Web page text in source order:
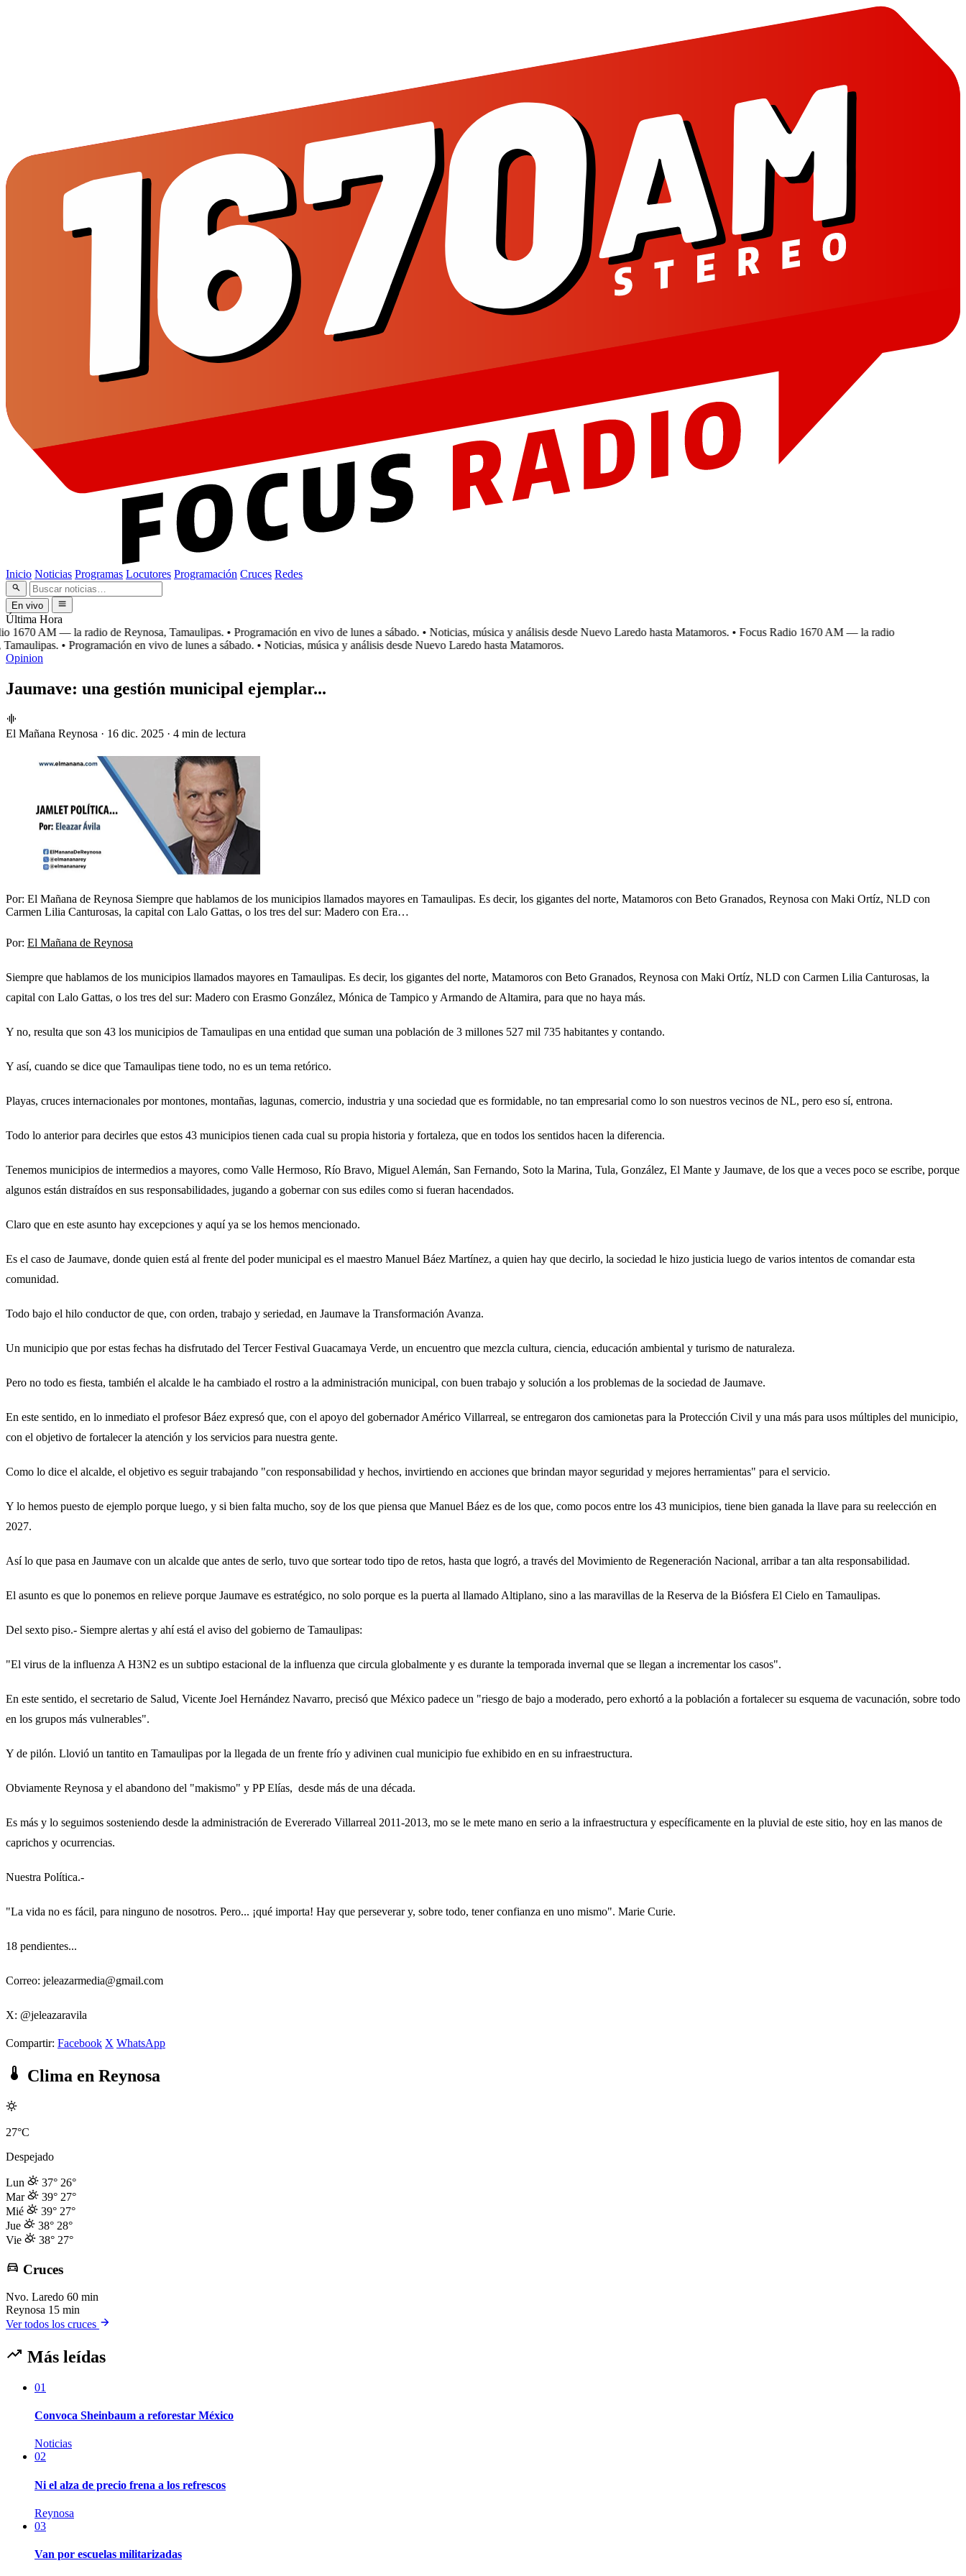
Inicio Noticias Programas Locutores Programación Cruces Redes
En vivo
Última Hora
1670 AM — la radio de Reynosa, Tamaulipas. • Programación en vivo de lunes a sábado. • Noticias, música y análisis desde Nuevo Laredo hasta Matamoros. • Focus Radio 1670 AM — la radio
• Programación en vivo de lunes a sábado. • Noticias, música y análisis desde Nuevo Laredo hasta Matamoros.
Opinion
Jaumave: una gestión municipal ejemplar...
El Mañana Reynosa · 16 dic. 2025 · 4 min de lectura
Por: El Mañana de Reynosa Siempre que hablamos de los municipios llamados mayores en Tamaulipas. Es decir, los gigantes del norte, Matamoros con Beto Granados, Reynosa con Maki Ortíz, NLD con
Carmen Lilia Canturosas, la capital con Lalo Gattas, o los tres del sur: Madero con Era…
Por: El Mañana de Reynosa
Siempre que hablamos de los municipios llamados mayores en Tamaulipas. Es decir, los gigantes del norte, Matamoros con Beto Granados, Reynosa con Maki Ortíz, NLD con Carmen Lilia Canturosas, la
capital con Lalo Gattas, o los tres del sur: Madero con Erasmo González, Mónica de Tampico y Armando de Altamira, para que no haya más.
Y no, resulta que son 43 los municipios de Tamaulipas en una entidad que suman una población de 3 millones 527 mil 735 habitantes y contando.
Y así, cuando se dice que Tamaulipas tiene todo, no es un tema retórico.
Playas, cruces internacionales por montones, montañas, lagunas, comercio, industria y una sociedad que es formidable, no tan empresarial como lo son nuestros vecinos de NL, pero eso sí, entrona.
Todo lo anterior para decirles que estos 43 municipios tienen cada cual su propia historia y fortaleza, que en todos los sentidos hacen la diferencia.
Tenemos municipios de intermedios a mayores, como Valle Hermoso, Río Bravo, Miguel Alemán, San Fernando, Soto la Marina, Tula, González, El Mante y Jaumave, de los que a veces poco se escribe, porque
algunos están distraídos en sus responsabilidades, jugando a gobernar con sus ediles como si fueran hacendados.
Claro que en este asunto hay excepciones y aquí ya se los hemos mencionado.
Es el caso de Jaumave, donde quien está al frente del poder municipal es el maestro Manuel Báez Martínez, a quien hay que decirlo, la sociedad le hizo justicia luego de varios intentos de comandar esta
comunidad.
Todo bajo el hilo conductor de que, con orden, trabajo y seriedad, en Jaumave la Transformación Avanza.
Un municipio que por estas fechas ha disfrutado del Tercer Festival Guacamaya Verde, un encuentro que mezcla cultura, ciencia, educación ambiental y turismo de naturaleza.
Pero no todo es fiesta, también el alcalde le ha cambiado el rostro a la administración municipal, con buen trabajo y solución a los problemas de la sociedad de Jaumave.
En este sentido, en lo inmediato el profesor Báez expresó que, con el apoyo del gobernador Américo Villarreal, se entregaron dos camionetas para la Protección Civil y una más para usos múltiples del municipio,
con el objetivo de fortalecer la atención y los servicios para nuestra gente.
Como lo dice el alcalde, el objetivo es seguir trabajando "con responsabilidad y hechos, invirtiendo en acciones que brindan mayor seguridad y mejores herramientas" para el servicio.
Y lo hemos puesto de ejemplo porque luego, y si bien falta mucho, soy de los que piensa que Manuel Báez es de los que, como pocos entre los 43 municipios, tiene bien ganada la llave para su reelección en
2027.
Así lo que pasa en Jaumave con un alcalde que antes de serlo, tuvo que sortear todo tipo de retos, hasta que logró, a través del Movimiento de Regeneración Nacional, arribar a tan alta responsabilidad.
El asunto es que lo ponemos en relieve porque Jaumave es estratégico, no solo porque es la puerta al llamado Altiplano, sino a las maravillas de la Reserva de la Biósfera El Cielo en Tamaulipas.
Del sexto piso.- Siempre alertas y ahí está el aviso del gobierno de Tamaulipas:
"El virus de la influenza A H3N2 es un subtipo estacional de la influenza que circula globalmente y es durante la temporada invernal que se llegan a incrementar los casos".
En este sentido, el secretario de Salud, Vicente Joel Hernández Navarro, precisó que México padece un "riesgo de bajo a moderado, pero exhortó a la población a fortalecer su esquema de vacunación, sobre todo
en los grupos más vulnerables".
Y de pilón. Llovió un tantito en Tamaulipas por la llegada de un frente frío y adivinen cual municipio fue exhibido en en su infraestructura.
Obviamente Reynosa y el abandono del "makismo" y PP Elías, desde más de una década.
Es más y lo seguimos sosteniendo desde la administración de Evererado Villarreal 2011-2013, mo se le mete mano en serio a la infraestructura y específicamente en la pluvial de este sitio, hoy en las manos de
caprichos y ocurrencias.
Nuestra Política.-
"La vida no es fácil, para ninguno de nosotros. Pero... ¡qué importa! Hay que perseverar y, sobre todo, tener confianza en uno mismo". Marie Curie.
18 pendientes...
Correo: jeleazarmedia@gmail.com
X: @jeleazaravila
Compartir: Facebook X WhatsApp
Clima en Reynosa
27°C
Despejado
Lun 37° 26°
Mar
39° 27°
Mié
39° 27°
Jue
38° 28°
Vie
38° 27°
Cruces
Nvo. Laredo 60 min
Reynosa 15 min
Ver todos los cruces
Más leídas
01
Convoca Sheinbaum a reforestar México
Noticias
02
Ni el alza de precio frena a los refrescos
Reynosa
03
Van por escuelas militarizadas